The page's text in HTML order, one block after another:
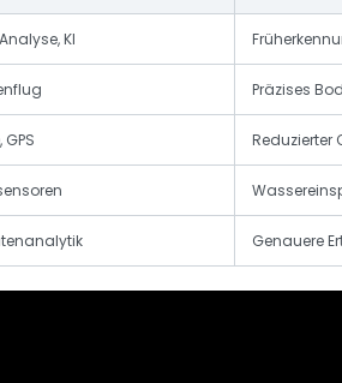
KI
Präzises
Reduzierter
Genauere